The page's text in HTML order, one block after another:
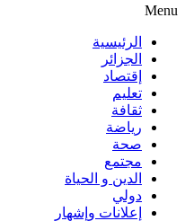
Menu
الرئيسية
الجزائر
إقتصاد
تعليم
ثقافة
رياضة
صحة
مجتمع
الدين و الحياة
دولي
إعلانات وإشهار